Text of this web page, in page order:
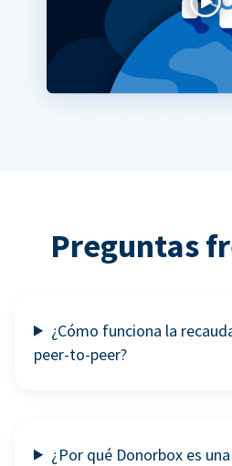
Preguntas
¿Cómo funciona la
peer-to-peer?
¿Por qué Donorbox es